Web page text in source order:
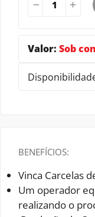
Valor: Sob
BENEFÍCIOS:
Vinca Carcelas
Um operador
realizando o